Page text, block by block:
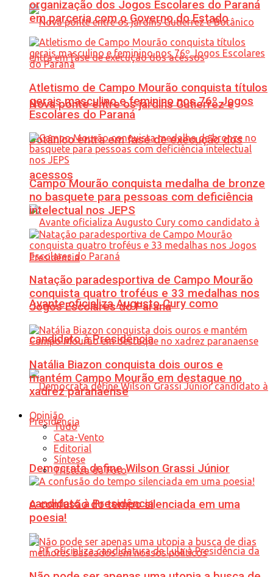
Nova ponte entre os jardins Gutierrez e
Botânico entra em fase de execução dos
acessos
Avante oficializa Augusto Cury como
candidato à Presidência
Democrata define Wilson Grassi Júnior
candidato à Presidência
organização dos Jogos Escolares do Paraná
em parceria com o Governo do Estado
Atletismo de Campo Mourão conquista títulos
gerais masculino e feminino nos 76º Jogos
Escolares do Paraná
Campo Mourão conquista medalha de bronze
no basquete para pessoas com deficiência
intelectual nos JEPS
Natação paradesportiva de Campo Mourão
conquista quatro troféus e 33 medalhas nos
Jogos Escolares do Paraná
Natália Biazon conquista dois ouros e
mantém Campo Mourão em destaque no
xadrez paranaense
Opinião
Tudo
Cata-Vento
Editorial
Síntese
Tristeza da Foto
A confusão do tempo silenciada em uma
poesia!